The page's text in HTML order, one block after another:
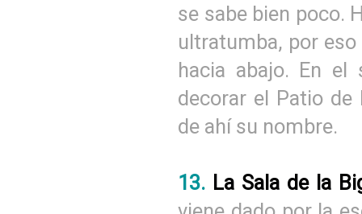
se sabe bien poco.
ultratumba, por
hacia abajo. En el
decorar el Patio de
de ahí su nombre.
13. La Sala de la